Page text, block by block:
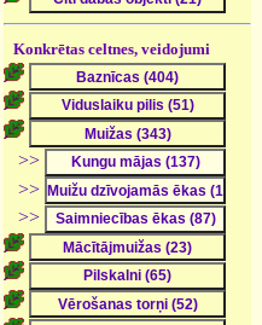
Konkrētas celtnes, veidojumi
>>
>>
>>